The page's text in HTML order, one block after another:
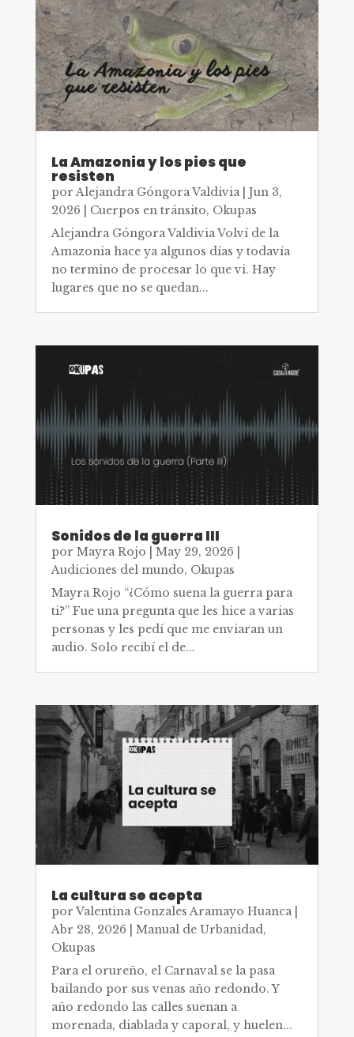
La Amazonia y los pies que
resisten
porAlejandra Góngora Valdivia| Jun 3,
2026
Cuerpos en tránsito, Okupas
Alejandra Góngora Valdivia Volví de la
Amazonia hace ya algunos días y todavía
no termino de procesar lo que vi. Hay
lugares que no se quedan...
Sonidos de la guerra III
por Mayra Rojo May 29, 2026
Audiciones del mundo, Okupas
Mayra Rojo “¿Cómo suena la guerra para
ti?” Fue una pregunta que les hice a varias
personas y les pedí que me enviaran un
audio. Solo recibí el de...
La cultura se acepta
por Valentina Gonzales Aramayo Huanca
Abr 28, 2026
Manual de Urbanidad ,
Okupas
Para el orureño, el Carnaval se la pasa
bailando por sus venas año redondo. Y
año redondo las calles suenan a
morenada, diablada y caporal, y huelen...